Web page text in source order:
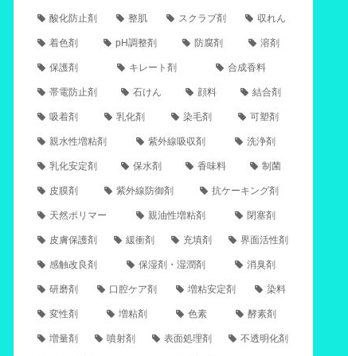
酸化防止剤 整肌 スクラブ剤 収れん
着色剤 pH調整剤 防腐剤 溶剤
保護剤 キレート剤 合成香料
帯電防止剤 石けん 顔料 結合剤
吸着剤 乳化剤 染毛剤 可塑剤
親水性増粘剤 紫外線吸収剤 洗浄剤
乳化安定剤 保水剤 香味料 制菌
皮膜剤 紫外線防御剤 抗ケーキング剤
天然ポリマー 親油性増粘剤 閉塞剤
皮膚保護剤 緩衝剤 充填剤 界面活性剤
感触改良剤 保湿剤・湿潤剤 消臭剤
研磨剤 口腔ケア剤 増粘安定剤 染料
変性剤 増粘剤 色素 酵素剤
増量剤 噴射剤 表面処理剤 不透明化剤